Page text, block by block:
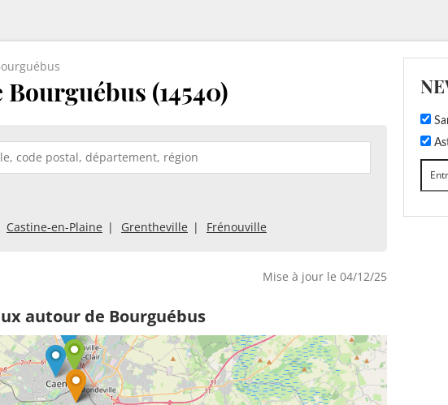
(14540)
Castine-en-Plaine Grentheville Frénouville
Mise à jour le 04/12/25
autour de Bourguébus